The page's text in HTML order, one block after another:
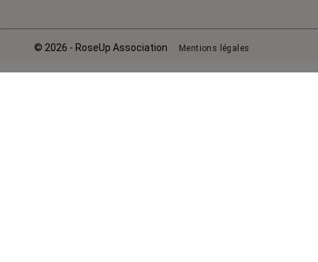
© 2026 - RoseUp Association Mentions légales